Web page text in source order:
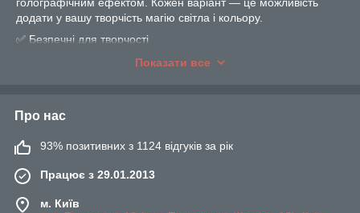
додати у вашу творчість магію світла і кольору.
✅ Безпечні для творчості
✅ Не тьмяніють з часом
оформлюйте з гліттерами!
Показати все
Про нас
93% позитивних з 1124 відгуків за рік
Працює з 29.01.2013
м. Київ